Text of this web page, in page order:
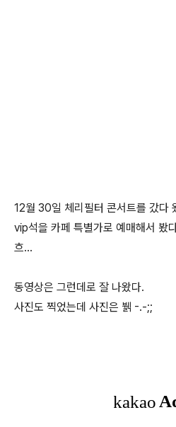
12월 30일 체리필터 콘서트를 갔다
vip석을 카페 특별가로 예매해서 봤
흐...
동영상은 그런데로 잘 나왔다.
사진도 찍었는데 사진은 뷁 -.-;;